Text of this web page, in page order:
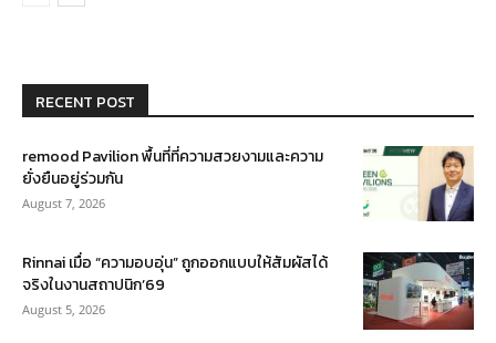
RECENT POST
remood Pavilion พื้นที่ที่ความสวยงามและความ
ยั่งยืนอยู่ร่วมกัน
August 7, 2026
Rinnai เมื่อ “ความอบอุ่น” ถูกออกแบบให้สัมผัสได้
จริงในงานสถาปนิก’69
August 5, 2026